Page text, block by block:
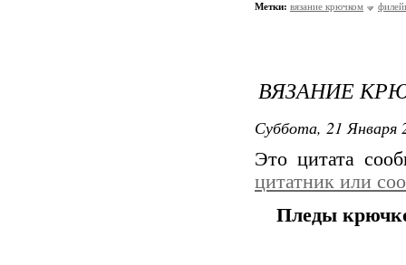
Метки: вязание крючком
ВЯЗАНИЕ
Суббота, 21 Января
Это цитата
цитатник или
Пледы